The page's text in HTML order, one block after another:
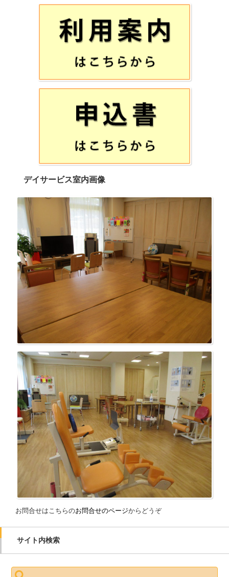
デイサービス室内画像
お問合せはこちらのお問合せのページからどうぞ
サイト内検索
検索: